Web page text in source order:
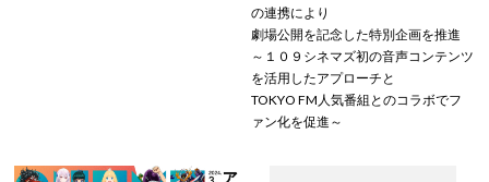
の連携により
劇場公開を記念した特別企画を推進
～１０９シネマズ初の音声コンテンツ
を活用したアプローチと
TOKYO FM人気番組とのコラボでフ
ァン化を促進～